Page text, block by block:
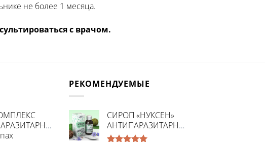
не более 1 месяца.
с врачом.
РЕКОМЕНДУЕМЫЕ
CИРОП «НУКСЕН»
АНТИПАРАЗИТАРНЫЙ